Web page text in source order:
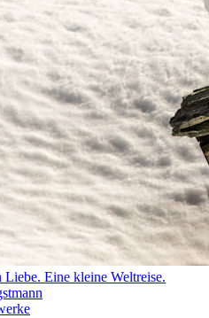
Liebe. Eine kleine Weltreise.